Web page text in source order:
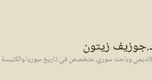
زيتون
وباحث سوري، متخصص في تاريخ سوريا والكنيسة